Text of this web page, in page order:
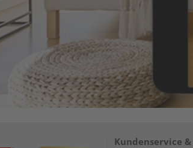
Kundenservice